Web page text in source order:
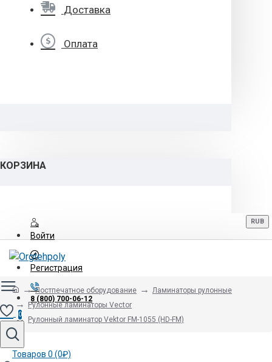
Доставка
Оплата
КОРЗИНА
Войти
Регистрация
8 (800) 700-06-12
RUB
0
Товаров 0 (0₽)
Постпечатное оборудование
Ламинаторы рулонные
Рулонные ламинаторы Vector
Рулонный ламинатор Vektor FM-1055 (HD-FM)